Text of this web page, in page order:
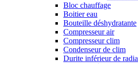
Bloc chauffage
Boitier eau
Bouteille déshydratante
Compresseur air
Compresseur clim
Condenseur de clim
Durite inférieur de